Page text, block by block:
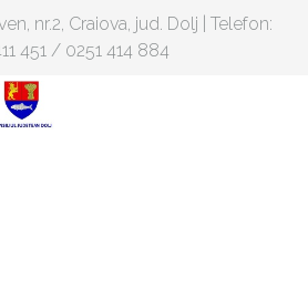
nr.2, Craiova, jud. Dolj | Telefon:
451 / 0251 414 884